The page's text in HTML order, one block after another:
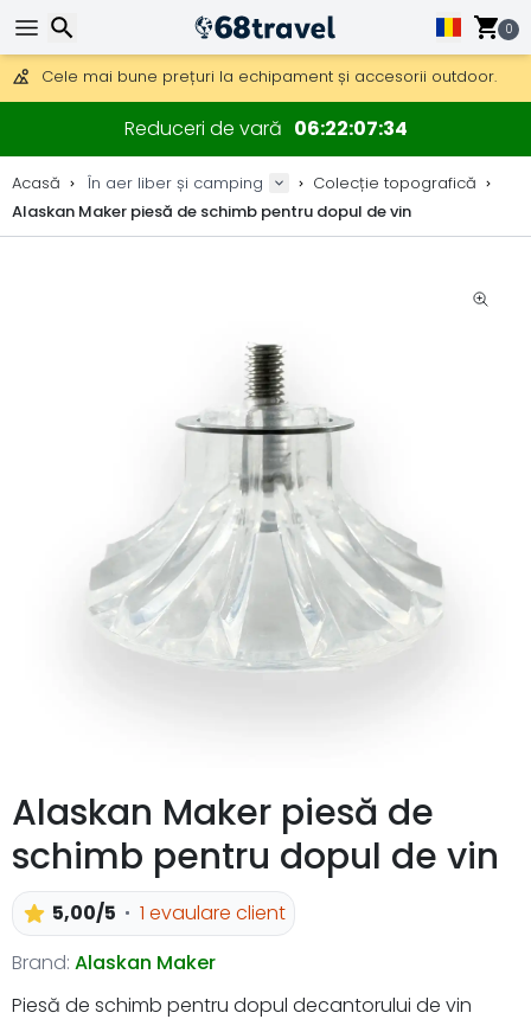
0
DHL Express peste noapte, de asemenea, disponibil.
30 zile pentru retur, 90 zile pentru hărți din lemn și decorațiuni.
Cele mai bune prețuri la echipament și accesorii outdoor.
Reduceri de vară 06 22 07 33
Acasă În aer liber și camping
Colecție topografică
Alaskan Maker piesă de schimb pentru dopul de vin
Alaskan Maker piesă de
schimb pentru dopul de vin
5,00/5
1 evaulare client
Brand: Alaskan Maker
Piesă de schimb pentru dopul decantorului de vin
Căutare